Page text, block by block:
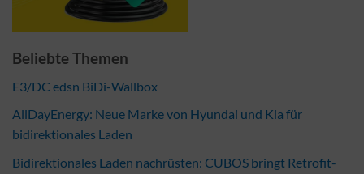
Beliebte Themen
E3/DC edsn BiDi-Wallbox
AllDayEnergy: Neue Marke von Hyundai und Kia für
bidirektionales Laden
Bidirektionales Laden nachrüsten: CUBOS bringt Retrofit-